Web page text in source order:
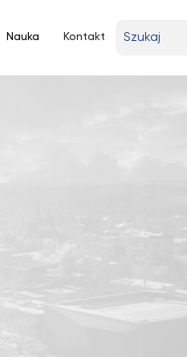
Nauka Kontakt
wyszukiwaną